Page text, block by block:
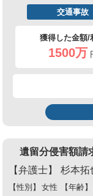
交通事故
獲得した金額/
1500万
遺留分侵害額請
【弁護士】
杉本拓
【性別】 女性 【年齢】